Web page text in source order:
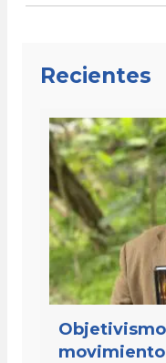
Recientes
movimiento